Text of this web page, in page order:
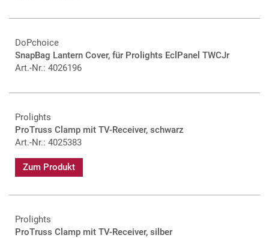
DoPchoice
SnapBag Lantern Cover, für Prolights EclPanel TWCJr
Art.-Nr.: 4026196
Prolights
ProTruss Clamp mit TV-Receiver, schwarz
Art.-Nr.: 4025383
Zum Produkt
Prolights
ProTruss Clamp mit TV-Receiver, silber